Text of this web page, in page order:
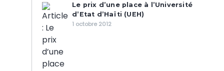
Le prix d’une place à l’Université
d’Etat d’Haïti (UEH)
1 octobre 2012